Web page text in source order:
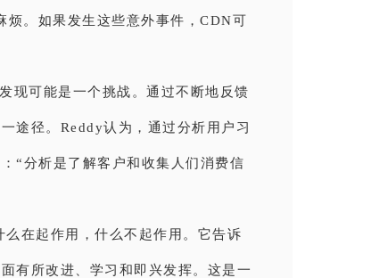
烦。如果发生这些意外事件，CDN可
现可能是一个挑战。通过不断地反馈
途径。Reddy认为，通过分析用户习
“分析是了解客户和收集人们消费信
在起作用，什么不起作用。它告诉
有所改进、学习和即兴发挥。这是一